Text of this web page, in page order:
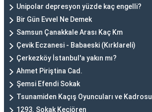
Unipolar depresyon yüzde kaç engelli?
Bir Gün Evvel Ne Demek
Samsun Çanakkale Arası Kaç Km
Çevik Eczanesi - Babaeski (Kırklareli)
Çerkezköy İstanbul'a yakın mı?
Ahmet Piriştina Cad.
Şemsi Efendi Sokak
Tsunamiden Kaçış Oyuncuları ve Kadrosu
1293. Sokak Keçiören